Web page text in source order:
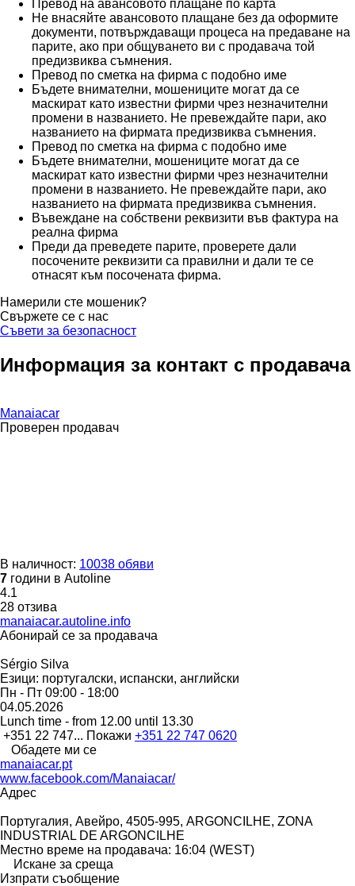
Превод на авансовото плащане по карта
Не внасяйте авансовото плащане без да оформите
документи, потвърждаващи процеса на предаване на
парите, ако при общуването ви с продавача той
предизвиква съмнения.
Превод по сметка на фирма с подобно име
Бъдете внимателни, мошениците могат да се
маскират като известни фирми чрез незначителни
промени в названието. Не превеждайте пари, ако
названието на фирмата предизвиква съмнения.
Превод по сметка на фирма с подобно име
Бъдете внимателни, мошениците могат да се
маскират като известни фирми чрез незначителни
промени в названието. Не превеждайте пари, ако
названието на фирмата предизвиква съмнения.
Въвеждане на собствени реквизити във фактура на
реална фирма
Преди да преведете парите, проверете дали
посочените реквизити са правилни и дали те се
отнасят към посочената фирма.
Намерили сте мошеник?
Свържете се с нас
Съвети за безопасност
Информация за контакт с продавача
Manaiacar
Проверен продавач
В наличност: 10038 обяви
7 години в Autoline
4.1
28 отзива
manaiacar.autoline.info
Абонирай се за продавача
Sérgio Silva
Езици: португалски, испански, английски
Пн - Пт 09:00 - 18:00
04.05.2026
Lunch time - from 12.00 until 13.30
+351 22 747... Покажи +351 22 747 0620
Обадете ми се
manaiacar.pt
www.facebook.com/Manaiacar/
Адрес
Португалия, Авейро, 4505-995, ARGONCILHE, ZONA
INDUSTRIAL DE ARGONCILHE
Местно време на продавача: 16:04 (WEST)
Искане за среща
Изпрати съобщение